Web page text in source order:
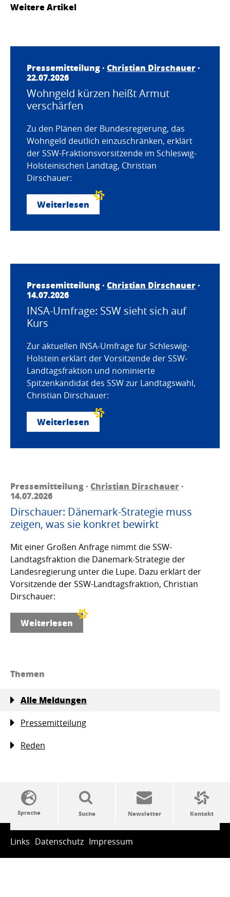
Weitere Artikel
Pressemitteilung · Christian Dirschauer·
22.07.2026
Wohngeld kürzen heißt Armut
verschärfen
Zu den Plänen der Bundesregierung, das
Wohngeld deutlich einzuschränken, erklärt
der SSW-Fraktionsvorsitzende im Schleswig-
Holsteinischen Landtag, Christian
Dirschauer:
Weiterlesen
Pressemitteilung · Christian Dirschauer·
14.07.2026
INSA-Umfrage: SSW sieht sich auf
Kurs
Zur aktuellen INSA-Umfrage für Schleswig-
Holstein erklärt der Vorsitzende der SSW-
Landtagsfraktion und nominierte
Spitzenkandidat des SSW zur Landtagswahl,
Christian Dirschauer:
Weiterlesen
Pressemitteilung · Christian Dirschauer·
14.07.2026
Dirschauer: Dänemark-Strategie muss
zeigen, was sie konkret bewirkt
Mit einer Großen Anfrage nimmt die SSW-
Landtagsfraktion die Dänemark-Strategie der
Landesregierung unter die Lupe. Dazu erklärt der
Vorsitzende der SSW-Landtagsfraktion, Christian
Dirschauer:
Weiterlesen
Themen
Alle Meldungen
Pressemitteilung
Reden
SSW-Politik von A bis Z
Links Datenschutz Impressum